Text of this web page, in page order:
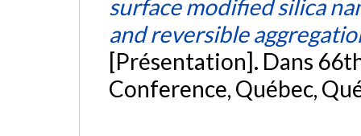
surface modified silica
and reversible
[Présentation]. Dans
Conference, Québec,